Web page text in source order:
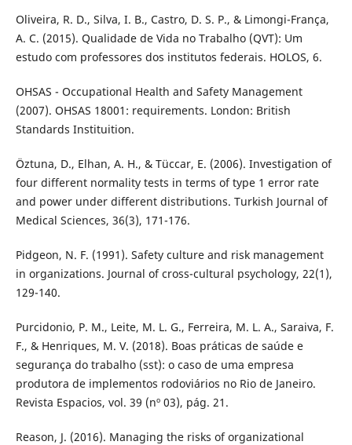
Oliveira, R. D., Silva, I. B., Castro, D. S. P., & Limongi-França,
A. C. (2015). Qualidade de Vida no Trabalho (QVT): Um
estudo com professores dos institutos federais. HOLOS, 6.
OHSAS - Occupational Health and Safety Management
(2007). OHSAS 18001: requirements. London: British
Standards Instituition.
Öztuna, D., Elhan, A. H., & Tüccar, E. (2006). Investigation of
four different normality tests in terms of type 1 error rate
and power under different distributions. Turkish Journal of
Medical Sciences, 36(3), 171-176.
Pidgeon, N. F. (1991). Safety culture and risk management
in organizations. Journal of cross-cultural psychology, 22(1),
129-140.
Purcidonio, P. M., Leite, M. L. G., Ferreira, M. L. A., Saraiva, F.
F., & Henriques, M. V. (2018). Boas práticas de saúde e
segurança do trabalho (sst): o caso de uma empresa
produtora de implementos rodoviários no Rio de Janeiro.
Revista Espacios, vol. 39 (nº 03), pág. 21.
Reason, J. (2016). Managing the risks of organizational